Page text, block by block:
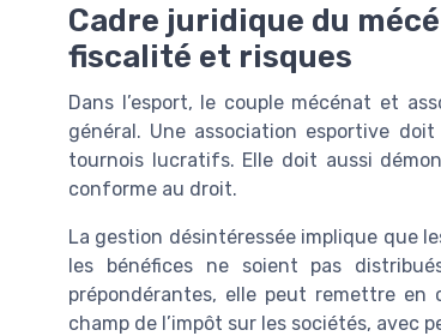
Cadre juridique du
fiscalité et risques
Dans l’esport, le couple mécénat et
général. Une association esportive
tournois lucratifs. Elle doit aussi
conforme au droit.
La gestion désintéressée implique que
les bénéfices ne soient pas
prépondérantes, elle peut remettre en
champ de l’impôt sur les sociétés, avec